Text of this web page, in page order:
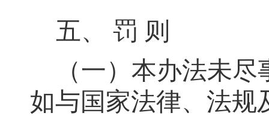
五、 罚 则
（一）本办法未
如与国家法律、法规